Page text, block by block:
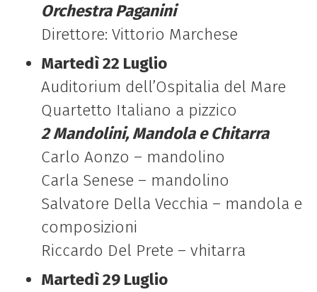
Orchestra Paganini
Direttore: Vittorio Marchese
Martedì 22 Luglio
Auditorium dell’Ospitalia del Mare
Quartetto Italiano a pizzico
2 Mandolini, Mandola e Chitarra
Carlo Aonzo – mandolino
Carla Senese – mandolino
Salvatore Della Vecchia – mandola e
composizioni
Riccardo Del Prete – vhitarra
Martedì 29 Luglio